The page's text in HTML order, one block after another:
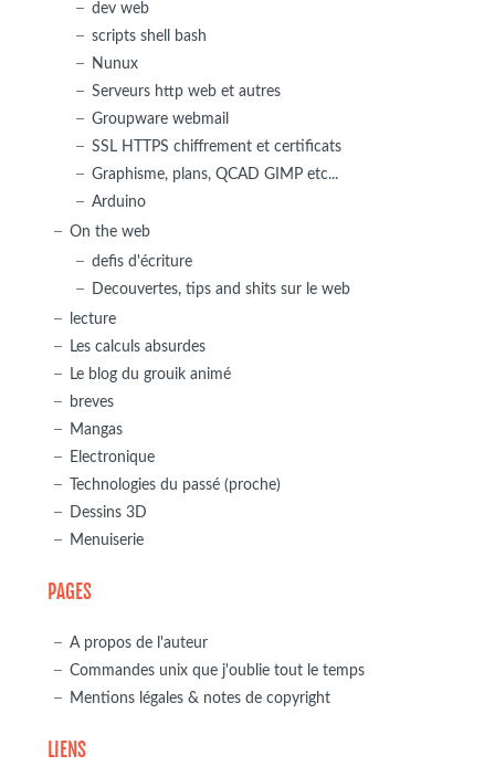
dev web
scripts shell bash
Nunux
Serveurs http web et autres
Groupware webmail
SSL HTTPS chiffrement et certificats
Graphisme, plans, QCAD GIMP etc...
Arduino
On the web
defis d'écriture
Decouvertes, tips and shits sur le web
lecture
Les calculs absurdes
Le blog du grouik animé
breves
Mangas
Electronique
Technologies du passé (proche)
Dessins 3D
Menuiserie
PAGES
A propos de l'auteur
Commandes unix que j'oublie tout le temps
Mentions légales & notes de copyright
LIENS